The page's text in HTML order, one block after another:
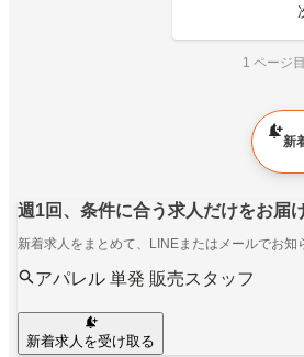
1 ページ
新
週1回、条件に合う求人だけをお届
新着求人をまとめて、LINEまたはメールでお知
アパレル 単発 販売スタッフ
新着求人を受け取る